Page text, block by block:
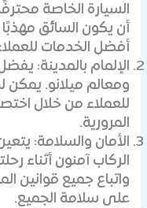
السيارة الخاصة
أن يكون السائق
أفضل الخدمات
الإلمام بالمدينة:
ومعالم ميلانو. يمكن
للعملاء من خلال
المرورية.
الأمان والسلامة:
الركاب آمنون أثناء
واتباع جميع قوانين
على سلامة الجميع.